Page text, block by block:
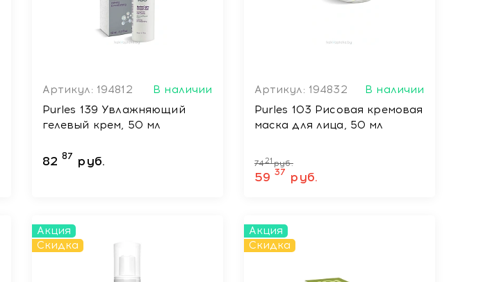
Артикул: 194812
В наличии
Purles 139 Увлажняющий
гелевый крем, 50 мл
82 87 руб.
Артикул: 194832
В наличии
Purles 103 Рисовая кремовая
маска для лица, 50 мл
7421 руб.
59 37 руб.
Акция
Скидка
Акция
Скидка